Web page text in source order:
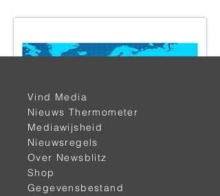
< vorige
Vind Media
Nieuws Thermometer
Mediawijsheid
Nieuwsregels
Over Newsblitz
Shop
Gegevensbestand